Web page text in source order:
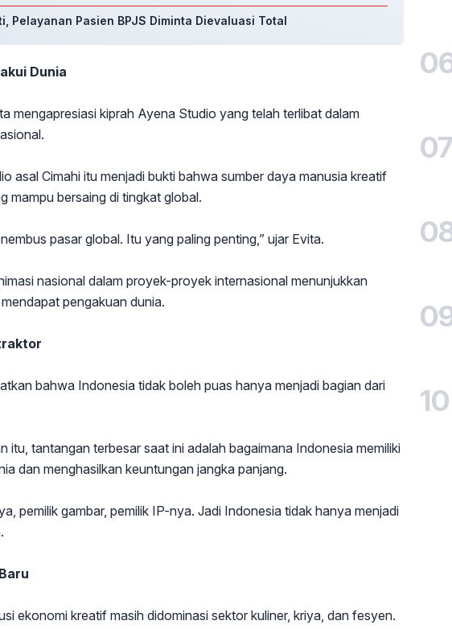
Pelayanan Pasien BPJS Diminta Dievaluasi Total
Dunia
mengapresiasi kiprah Ayena Studio yang telah terlibat dalam
asal Cimahi itu menjadi bukti bahwa sumber daya manusia kreatif
mampu bersaing di tingkat global.
pasar global. Itu yang paling penting,” ujar Evita.
nasional dalam proyek-proyek internasional menunjukkan
pengakuan dunia.
bahwa Indonesia tidak boleh puas hanya menjadi bagian dari
itu, tantangan terbesar saat ini adalah bagaimana Indonesia memiliki
dan menghasilkan keuntungan jangka panjang.
pemilik gambar, pemilik IP-nya. Jadi Indonesia tidak hanya menjadi
ekonomi kreatif masih didominasi sektor kuliner, kriya, dan fesyen.
07
10